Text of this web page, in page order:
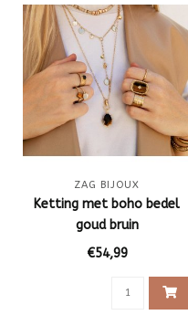
ZAG BIJOUX
Ketting met boho bedel
goud bruin
€54,99